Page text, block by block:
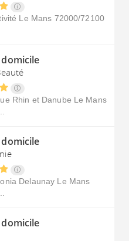
Le Mans 72000/72100
Rhin et Danube Le Mans
Delaunay Le Mans